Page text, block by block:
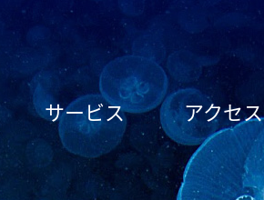
サービス アクセス